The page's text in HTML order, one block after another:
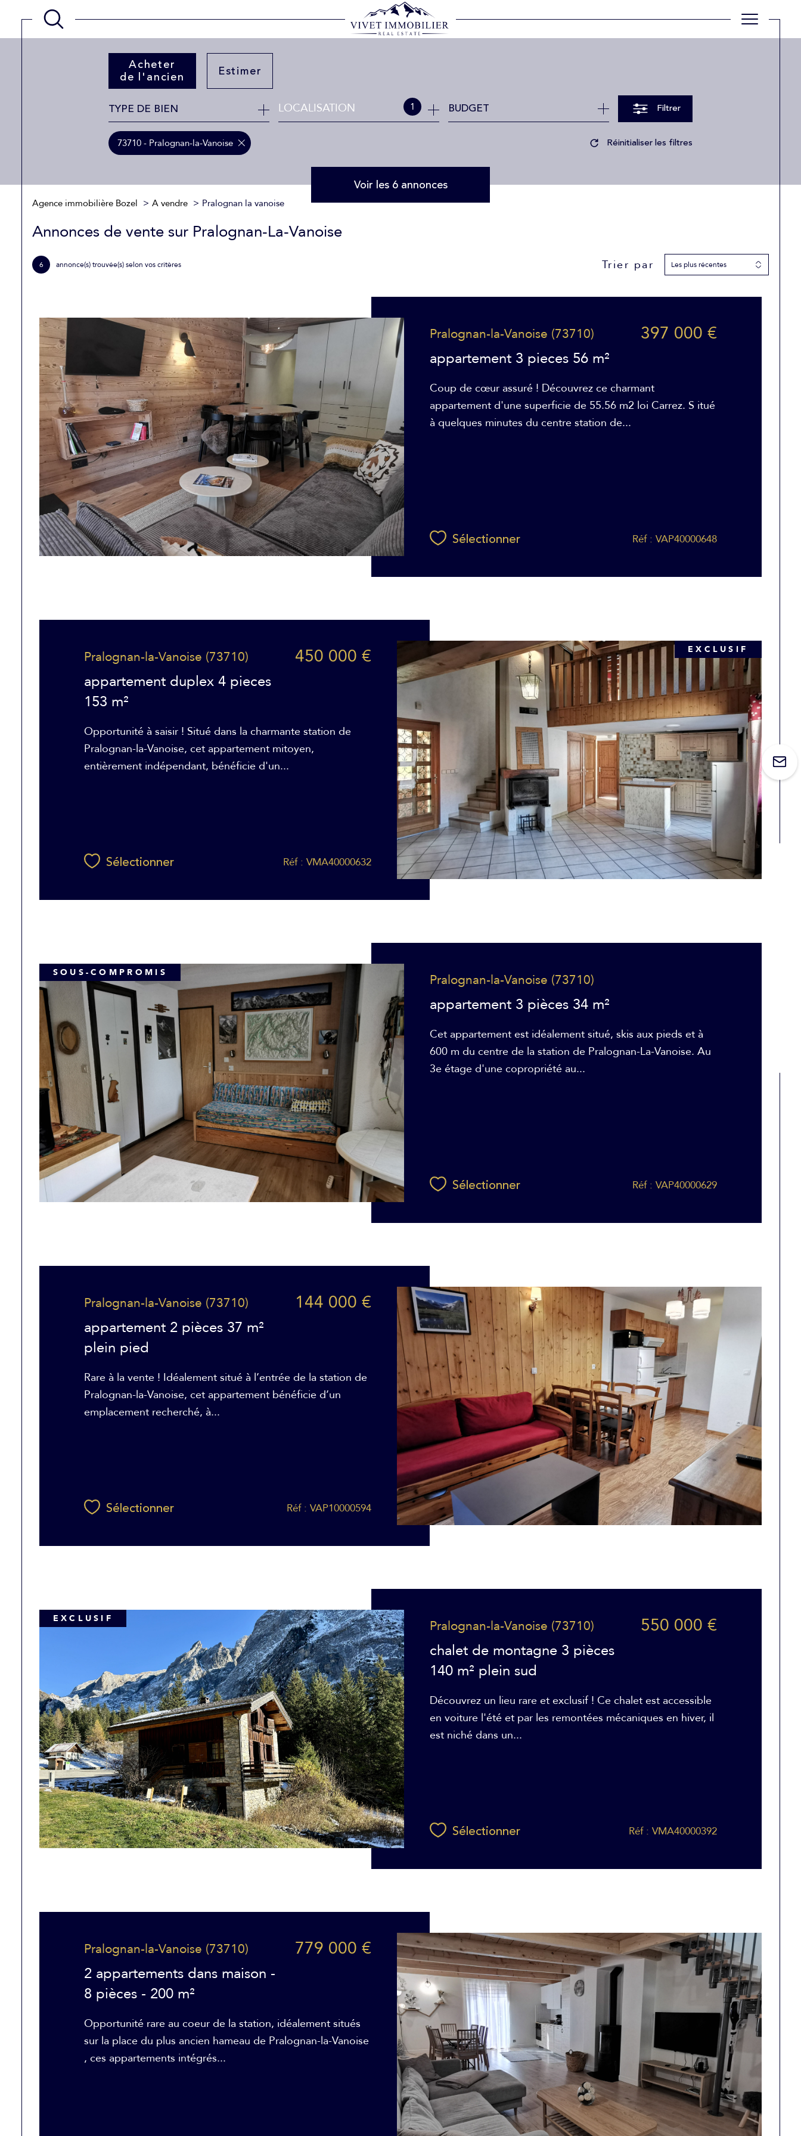
Acheter
de l'ancien
de l'ancien
Estimer
TYPE DE BIEN 1
LOCALISATION BUDGET Filtrer
Voir les 6annonces
73710 - Pralognan-la-Vanoise Réinitialiser les filtres
Agence immobilière Bozel A vendre Pralognan la vanoise
Annonces de vente sur Pralognan-La-Vanoise
6 annonce(s) trouvée(s) selon vos critères Trier par Les plus récentes
Pralognan-la-Vanoise (73710)
appartement 3 pieces 56 m²
397 000 €
Coup de cœur assuré ! Découvrez ce charmant
appartement d'une superficie de 55.56 m2 loi Carrez. S itué
à quelques minutes du centre station de...
Sélectionner Réf : VAP40000648
Pralognan-la-Vanoise (73710)
appartement duplex 4 pieces
153 m²
450 000 €
Opportunité à saisir ! Situé dans la charmante station de
Pralognan-la-Vanoise, cet appartement mitoyen,
entièrement indépendant, bénéficie d'un...
Sélectionner Réf : VMA40000632
EXCLUSIF
Pralognan-la-Vanoise (73710)
appartement 3 pièces 34 m²
Cet appartement est idéalement situé, skis aux pieds et à
600 m du centre de la station de Pralognan-La-Vanoise. Au
3e étage d'une copropriété au...
Sélectionner Réf : VAP40000629
SOUS-COMPROMIS
Pralognan-la-Vanoise (73710)
appartement 2 pièces 37 m²
plein pied
144 000 €
Rare à la vente ! Idéalement situé à l’entrée de la station de
Pralognan-la-Vanoise, cet appartement bénéficie d’un
emplacement recherché, à...
Sélectionner Réf : VAP10000594
Pralognan-la-Vanoise (73710)
chalet de montagne 3 pièces
140 m² plein sud
550 000 €
Découvrez un lieu rare et exclusif ! Ce chalet est accessible
en voiture l'été et par les remontées mécaniques en hiver, il
est niché dans un...
Sélectionner Réf : VMA40000392
EXCLUSIF
Pralognan-la-Vanoise (73710)
2 appartements dans maison -
8 pièces - 200 m²
779 000 €
Opportunité rare au coeur de la station, idéalement situés
sur la place du plus ancien hameau de Pralognan-la-Vanoise
, ces appartements intégrés...